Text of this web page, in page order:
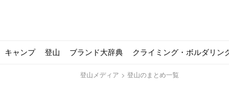
キャンプ 登山 ブランド大辞典 クライミング・ボルダリン
登山メディア > 登山のまとめ一覧